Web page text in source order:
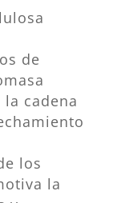
de
cadena
los
la